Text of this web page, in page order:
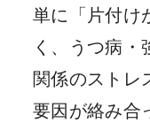
単に「片付け
く、うつ病・
関係のストレ
要因が絡み合